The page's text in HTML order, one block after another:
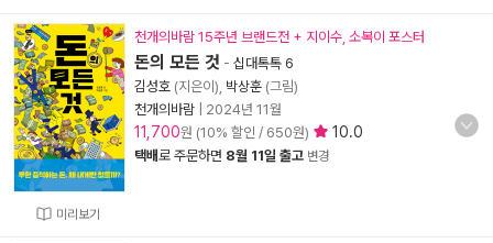
미리보기
천개의바람 15주년 브랜드전 + 지이수, 소복이 포스터
돈의 모든 것 - 십대톡톡 6
김성호 (지은이), 박상훈 (그림)
천개의바람
2024년 11월
11,700원 (10% 할인 / 650원) 10.0
택배로 주문하면 8월 11일 출고 변경